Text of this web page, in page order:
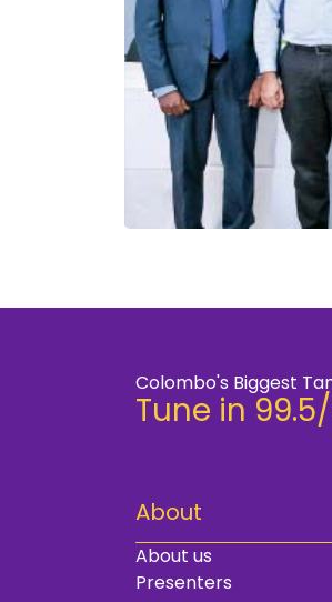
Colombo's Biggest
Tune in
About
About us
Presenters